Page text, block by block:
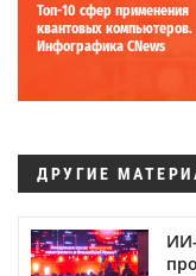
Топ-10 сфер применения
квантовых компьютеров.
Инфографика CNews
ДРУГИЕ